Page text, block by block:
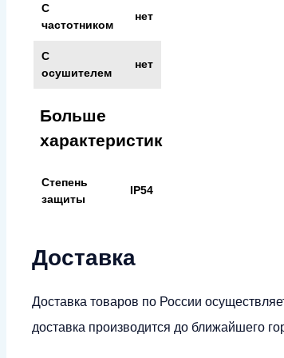
С
частотником
нет
С
осушителем
нет
Больше
характеристик
Степень
защиты
IP54
Доставка
Доставка товаров по России
доставка производится до ближайшего